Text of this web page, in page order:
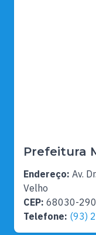
Prefeitura
Endereço: Av.
Velho
CEP: 68030-290
Telefone: (93)